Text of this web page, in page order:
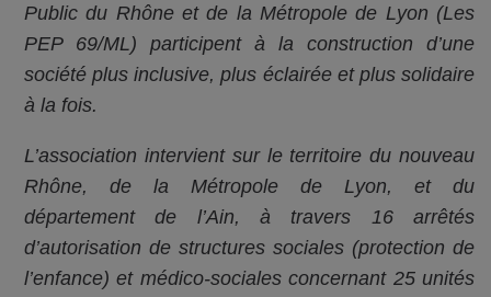
Public du Rhône et de la Métropole de Lyon (Les
PEP 69/ML) participent à la construction d’une
société plus inclusive, plus éclairée et plus solidaire
à la fois.
L’association intervient sur le territoire du nouveau
Rhône, de la Métropole de Lyon, et du
département de l’Ain, à travers 16 arrêtés
d’autorisation de structures sociales (protection de
l’enfance) et médico-sociales concernant 25 unités